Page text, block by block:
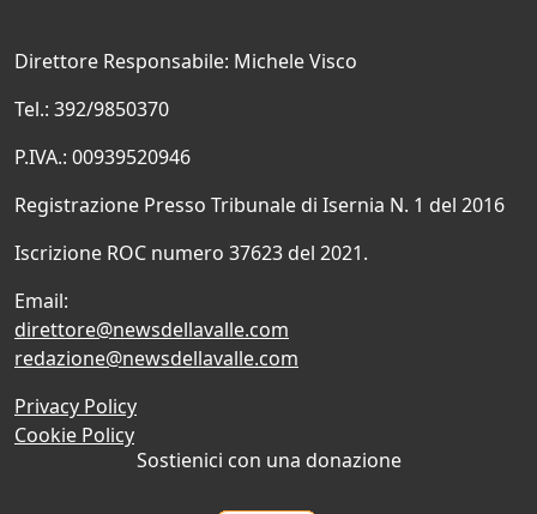
Direttore Responsabile: Michele Visco
Tel.: 392/9850370
P.IVA.: 00939520946
Registrazione Presso Tribunale di Isernia N. 1 del 2016
Iscrizione ROC numero 37623 del 2021.
Email:
direttore@newsdellavalle.com
redazione@newsdellavalle.com
Privacy Policy
Cookie Policy
Sostienici con una donazione